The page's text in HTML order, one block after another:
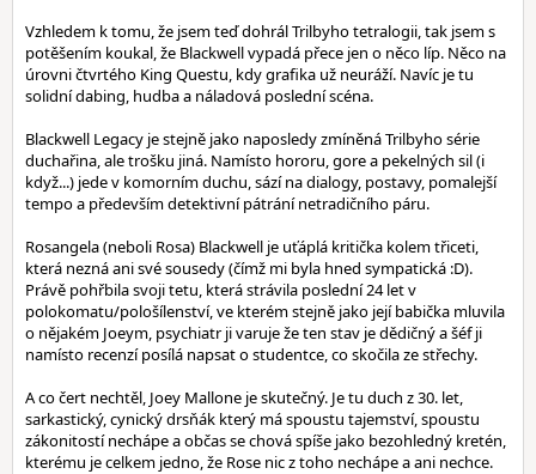
Vzhledem k tomu, že jsem teď dohrál Trilbyho tetralogii, tak jsem s
potěšením koukal, že Blackwell vypadá přece jen o něco líp. Něco na
úrovni čtvrtého King Questu, kdy grafika už neuráží. Navíc je tu
solidní dabing, hudba a náladová poslední scéna.
Blackwell Legacy je stejně jako naposledy zmíněná Trilbyho série
duchařina, ale trošku jiná. Namísto hororu, gore a pekelných sil (i
když...) jede v komorním duchu, sází na dialogy, postavy, pomalejší
tempo a především detektivní pátrání netradičního páru.
Rosangela (neboli Rosa) Blackwell je uťáplá kritička kolem třiceti,
která nezná ani své sousedy (čímž mi byla hned sympatická :D).
Právě pohřbila svoji tetu, která strávila poslední 24 let v
polokomatu/pološílenství, ve kterém stejně jako její babička mluvila
o nějakém Joeym, psychiatr ji varuje že ten stav je dědičný a šéf ji
namísto recenzí posílá napsat o studentce, co skočila ze střechy.
A co čert nechtěl, Joey Mallone je skutečný. Je tu duch z 30. let,
sarkastický, cynický drsňák který má spoustu tajemství, spoustu
zákonitostí nechápe a občas se chová spíše jako bezohledný kretén,
kterému je celkem jedno, že Rose nic z toho nechápe a ani nechce.